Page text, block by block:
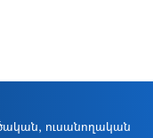
ուսանողական